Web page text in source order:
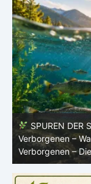
8 – Leben im
Leben im